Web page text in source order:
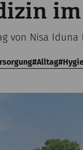
von Nisa
Alltag